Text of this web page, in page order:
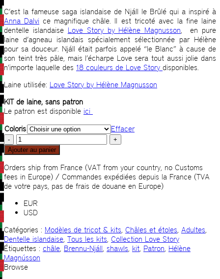
C’est la fameuse saga islandaise de Njáll le Brûlé qui a inspiré à
Anna Dalvi ce magnifique châle. Il est tricoté avec la fine laine
dentelle islandaise Love Story by Hélène Magnusson, en pure
laine d’agneau islandais spécialement sélectionnée par Hélène
pour sa douceur. Njáll était parfois appelé “le Blanc” à cause de
son teint très pâle, mais l’écharpe Love sera tout aussi jolie dans
n’importe laquelle des 18 couleurs de Love Story disponibles.
Laine utilisée: Love Story by Hélène Magnusson
KIT de laine, sans patron
Le patron est disponible ici
Coloris
Effacer
quantité
de
Brennu-
Njáll
KIT
Ajouter au panier
Orders ship from France (VAT from your country, no Customs
fees in Europe) / Commandes expédiées depuis la France (TVA
de votre pays, pas de frais de douane en Europe)
EUR
USD
Catégories : Modèles de tricot & kits, Châles et étoles, Adultes,
Dentelle islandaise, Tous les kits, Collection Love Story
Étiquettes : châle, Brennu-Njáll, shawls, kit, Patron, Hélène
Magnússon
Browse